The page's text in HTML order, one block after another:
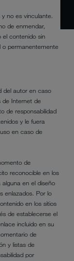
no es vinculante.
de enmendar,
el contenido sin
o permanentemente
del autor en caso
de Internet de
de responsabilidad
y le fuera
en caso de
de
reconocible en los
en el diseño
enlazados. Por lo
en los sitios
de establecerse el
incluido en su
de
y listas de
por